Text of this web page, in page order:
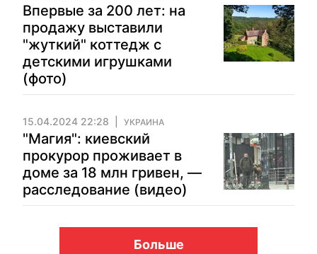
Впервые за 200 лет: на
продажу выставили
"жуткий" коттедж с
детскими игрушками
(фото)
15.04.2024 22:28 УКРАИНА
"Магия": киевский
прокурор проживает в
доме за 18 млн гривен, —
расследование (видео)
Больше